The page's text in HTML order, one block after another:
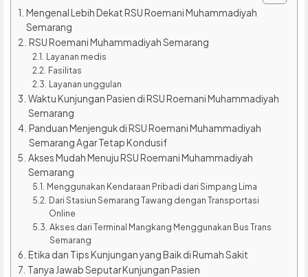
Mengenal Lebih Dekat RSU Roemani Muhammadiyah
Semarang
RSU Roemani Muhammadiyah Semarang
Layanan medis
Fasilitas
Layanan unggulan
Waktu Kunjungan Pasien di RSU Roemani Muhammadiyah
Semarang
Panduan Menjenguk di RSU Roemani Muhammadiyah
Semarang Agar Tetap Kondusif
Akses Mudah Menuju RSU Roemani Muhammadiyah
Semarang
Menggunakan Kendaraan Pribadi dari Simpang Lima
Dari Stasiun Semarang Tawang dengan Transportasi
Online
Akses dari Terminal Mangkang Menggunakan Bus Trans
Semarang
Etika dan Tips Kunjungan yang Baik di Rumah Sakit
Tanya Jawab Seputar Kunjungan Pasien